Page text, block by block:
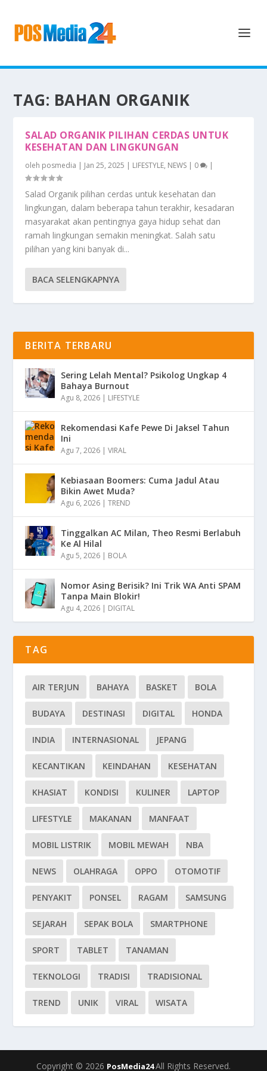
TAG: BAHAN ORGANIK
SALAD ORGANIK PILIHAN CERDAS UNTUK
KESEHATAN DAN LINGKUNGAN
oleh posmedia | Jan 25, 2025 | LIFESTYLE, NEWS | 0 |
Salad Organik pilihan cerdas untuk kesehatan dan
lingkungan, dalam beberapa tahun terakhir, kesadaran
masyarakat akan pentingnya gaya hidup sehat dan
ramah lingkungan semakin meningkat. Salah satu
pilihan yang kini banyak di...
BACA SELENGKAPNYA
BERITA TERBARU
Sering Lelah Mental? Psikolog Ungkap 4
Bahaya Burnout
Agu 8, 2026 | LIFESTYLE
Rekomendasi Kafe Pewe Di Jaksel Tahun
Ini
Agu 7, 2026 |VIRAL
Kebiasaan Boomers: Cuma Jadul Atau
Bikin Awet Muda?
Agu 6, 2026 |TREND
Tinggalkan AC Milan, Theo Resmi Berlabuh
Ke Al Hilal
Agu 5, 2026 | BOLA
Nomor Asing Berisik? Ini Trik WA Anti SPAM
Tanpa Main Blokir!
Agu 4, 2026 | DIGITAL
TAG
AIR TERJUN BAHAYA BASKET BOLA
BUDAYA DESTINASI DIGITAL HONDA
INDIA INTERNASIONAL JEPANG
KECANTIKAN KEINDAHAN KESEHATAN
KHASIAT KONDISI KULINER LAPTOP
LIFESTYLE MAKANAN MANFAAT
MOBIL LISTRIK MOBIL MEWAH NBA
NEWS OLAHRAGA OPPO OTOMOTIF
PENYAKIT PONSEL RAGAM SAMSUNG
SEJARAH SEPAK BOLA SMARTPHONE
SPORT TABLET TANAMAN
TEKNOLOGI TRADISI TRADISIONAL
TREND UNIK VIRAL WISATA
Copyright © 2026 PosMedia24All Rights Reserved.